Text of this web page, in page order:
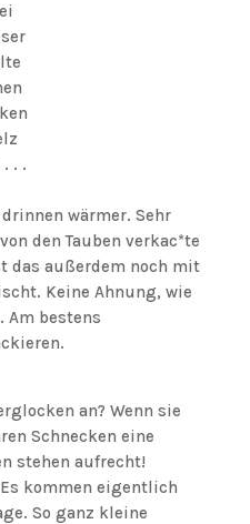
. .
wärmer. Sehr
den Tauben verkac*te
das außerdem noch mit
Keine Ahnung, wie
Am bestens
an? Wenn sie
Schnecken eine
stehen aufrecht!
kommen eigentlich
So ganz kleine